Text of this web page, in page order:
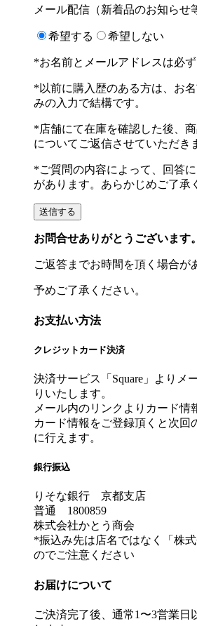
メール配信（新着品のお知らせ
希望する 希望しない
*お名前とメールアドレスは必ず
*以前に購入歴のある方は、お
みの入力で結構です。
*店舗にて在庫を確認した後、
についてご返信させていただき
*ご質問の内容によって、回答
があります。あらかじめご了承
お問合せありがとうございます。
ご返答までお時間を頂く場合が
予めご了承ください。
お支払い方法
クレジットカード決済
決済サービス「Square」よりメ
りいたします。
メール内のリンクよりカード情
カード情報をご登録頂くと次回
に行えます。
銀行振込
りそな銀行 京都支店
普通 1800859
株式会社かとう商会
*振込み先は店名ではなく「株
のでご注意ください
お届けについて
ご決済完了後、通常1〜3営業日